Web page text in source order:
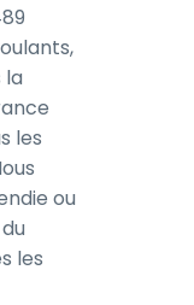
la
les
ou
les